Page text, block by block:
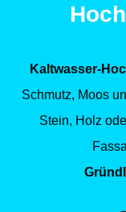
Kaltwasser-
Schmutz, Moos
Stein, Holz